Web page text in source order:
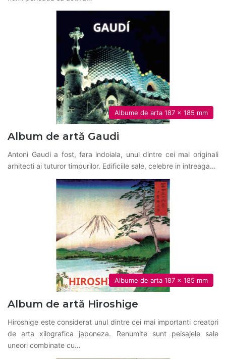
Albume de arta 187 x 185 mm
Album de artă Gaudi
Antoni Gaudi a fost, fara indoiala, unul dintre cei mai originali
arhitecti ai tuturor timpurilor. Edificiile sale, celebre in intreaga…
Albume de arta 187 x 185 mm
Album de artă Hiroshige
Hiroshige este considerat unul dintre cei mai importanti creatori
de arta xilografica japoneza. Renumite sunt peisajele sale
uneori combinate cu…